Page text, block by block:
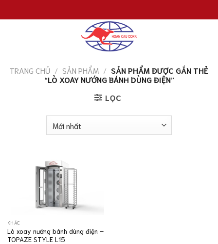
đến
TRANG CHỦ / SẢN PHẨM / SẢN PHẨM ĐƯỢC GẮN THẺ
“LÒ XOAY NƯỚNG BÁNH DÙNG ĐIỆN”
LỌC
KHÁC
Lò xoay nướng bánh dùng điện –
TOPAZE STYLE L15